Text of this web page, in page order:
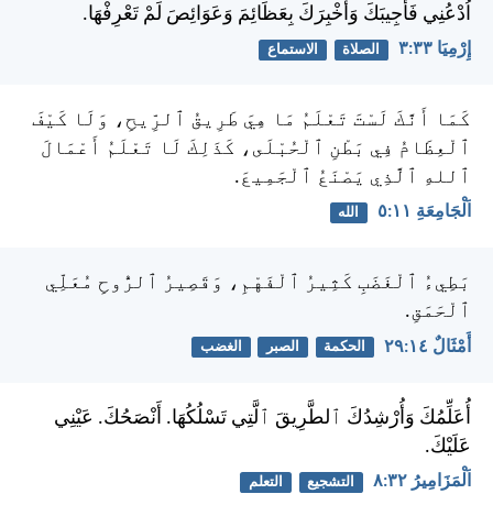
اُدْعُنِي فَأُجِيبَكَ وَأُخْبِرَكَ بِعَظَائِمَ وَعَوَائِصَ لَمْ تَعْرِفْهَا.
إِرْمِيَا ٣٣:‏٣ الصلاة الاستماع
كَمَا أَنَّكَ لَسْتَ تَعْلَمُ مَا هِيَ طَرِيقُ ٱلرِّيحِ، وَلَا كَيْفَ
ٱلْعِظَامُ فِي بَطْنِ ٱلْحُبْلَى، كَذَلِكَ لَا تَعْلَمُ أَعْمَالَ
ٱللهِ ٱلَّذِي يَصْنَعُ ٱلْجَمِيعَ.
اَلْجَامِعَةِ ١١:‏٥ الله
بَطِيءُ ٱلْغَضَبِ كَثِيرُ ٱلْفَهْمِ، وَقَصِيرُ ٱلرُّوحِ مُعَلِّي
ٱلْحَمَقِ.
أَمْثَالٌ ١٤:‏٢٩ الحكمة الصبر الغضب
أُعَلِّمُكَ وَأُرْشِدُكَ ٱلطَّرِيقَ ٱلَّتِي تَسْلُكُهَا. أَنْصَحُكَ. عَيْنِي
عَلَيْكَ.
اَلْمَزَامِيرُ ٣٢:‏٨ التشجيع التعلم